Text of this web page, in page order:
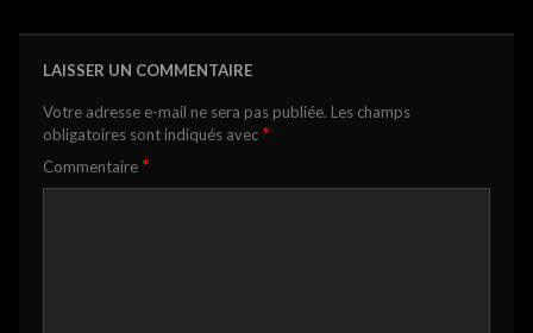
LAISSER UN COMMENTAIRE
Votre adresse e-mail ne sera pas publiée. Les champs
obligatoires sont indiqués avec *
Commentaire *